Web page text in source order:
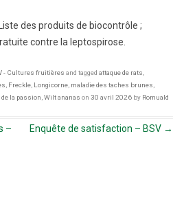
des produits de biocontrôle ;
contre la leptospirose.
- Cultures fruitières and tagged attaque de rats
Freckle Longicorne maladie des taches brunes
la passion Wilt ananas on 30 avril 2026 by Romuald
–
Enquête de satisfaction – BSV →